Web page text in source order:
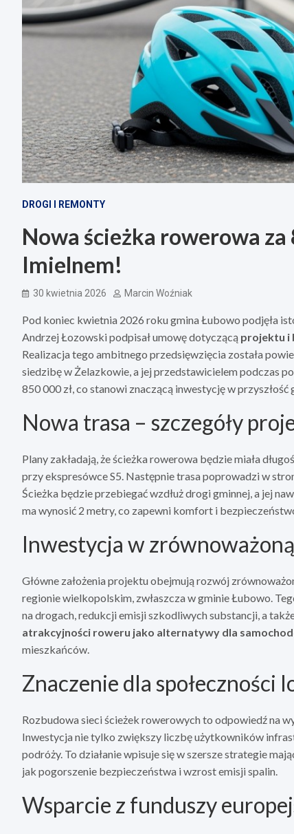
DROGI I REMONTY
Nowa ścieżka rowerowa za
Imielnem!
30 kwietnia 2026 Marcin Woźniak
Pod koniec kwietnia 2026 roku gmina Łubowo podjęła
Andrzej Łozowski podpisał umowę dotyczącą projektu i
Realizacja tego ambitnego przedsięwzięcia została
siedzibę w Żelazkowie, a jej przedstawicielem podczas
850 000 zł, co stanowi znaczącą inwestycję w przyszłość
Nowa trasa – szczegóły
Plany zakładają, że ścieżka rowerowa będzie miała
przy ekspresówce S5. Następnie trasa poprowadzi w
Ścieżka będzie przebiegać wzdłuż drogi gminnej, a jej
ma wynosić 2 metry, co zapewni komfort i
Inwestycja w
Główne założenia projektu obejmują rozwój
regionie wielkopolskim, zwłaszcza w gminie Łubowo.
na drogach, redukcji emisji szkodliwych substancji, a
atrakcyjności roweru jako alternatywy dla
mieszkańców.
Znaczenie dla społeczności
Rozbudowa sieci ścieżek rowerowych to odpowiedź na
Inwestycja nie tylko zwiększy liczbę użytkowników
podróży. To działanie wpisuje się w szersze strategie
jak pogorszenie bezpieczeństwa i wzrost emisji spalin.
Wsparcie z funduszy